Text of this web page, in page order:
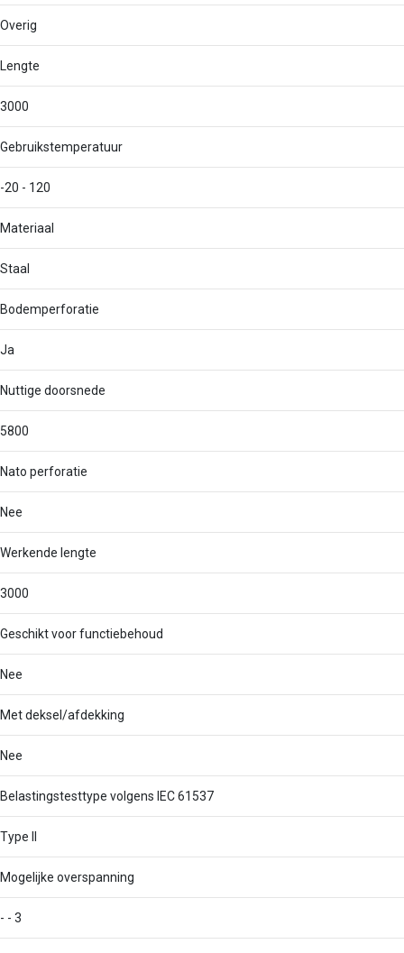
Overig
Lengte
3000
Gebruikstemperatuur
-20 - 120
Materiaal
Staal
Bodemperforatie
Ja
Nuttige doorsnede
5800
Nato perforatie
Nee
Werkende lengte
3000
Geschikt voor functiebehoud
Nee
Met deksel/afdekking
Nee
Belastingstesttype volgens IEC 61537
Type II
Mogelijke overspanning
- - 3